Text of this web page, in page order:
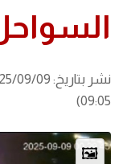
09:05)
🖼️